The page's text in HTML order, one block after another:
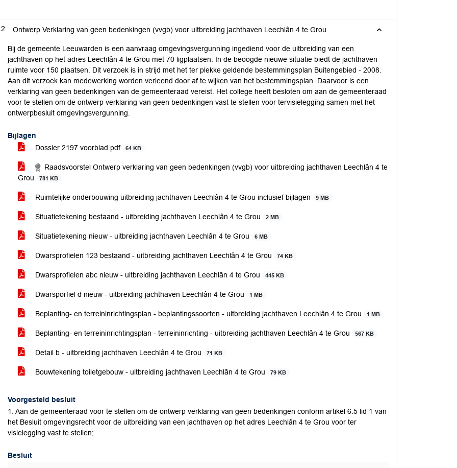
Ontwerp Verklaring van geen bedenkingen (vvgb) voor uitbreiding jachthaven Leechlân 4 te Grou
Bij de gemeente Leeuwarden is een aanvraag omgevingsvergunning ingediend voor de uitbreiding van een
jachthaven op het adres Leechlân 4 te Grou met 70 ligplaatsen. In de beoogde nieuwe situatie biedt de jachthaven
ruimte voor 150 plaatsen. Dit verzoek is in strijd met het ter plekke geldende bestemmingsplan Buitengebied - 2008.
Aan dit verzoek kan medewerking worden verleend door af te wijken van het bestemmingsplan. Daarvoor is een
verklaring van geen bedenkingen van de gemeenteraad vereist. Het college heeft besloten om aan de gemeenteraad
voor te stellen om de ontwerp verklaring van geen bedenkingen vast te stellen voor tervisielegging samen met het
ontwerpbesluit omgevingsvergunning.
Bijlagen
Dossier 2197 voorblad.pdf
64 KB
Raadsvoorstel Ontwerp verklaring van geen bedenkingen (vvgb) voor uitbreiding jachthaven Leechlân 4 te
Grou
781 KB
Ruimtelijke onderbouwing uitbreiding jachthaven Leechlân 4 te Grou inclusief bijlagen 9 MB
Situatietekening bestaand - uitbreiding jachthaven Leechlân 4 te Grou 2 MB
Situatietekening nieuw - uitbreiding jachthaven Leechlân 4 te Grou 6 MB
Dwarsprofielen 123 bestaand - uitbreiding jachthaven Leechlân 4 te Grou 74 KB
Dwarsprofielen abc nieuw - uitbreiding jachthaven Leechlân 4 te Grou 445 KB
Dwarsporfiel d nieuw - uitbreiding jachthaven Leechlân 4 te Grou 1 MB
Beplanting- en terreininrichtingsplan - beplantingssoorten - uitbreiding jachthaven Leechlân 4 te Grou 1 MB
Beplanting- en terreininrichtingsplan - terreininrichting - uitbreiding jachthaven Leechlân 4 te Grou 567 KB
Detail b - uitbreiding jachthaven Leechlân 4 te Grou 71 KB
Bouwtekening toiletgebouw - uitbreiding jachthaven Leechlân 4 te Grou 79 KB
Voorgesteld besluit
1. Aan de gemeenteraad voor te stellen om de ontwerp verklaring van geen bedenkingen conform artikel 6.5 lid 1 van
het Besluit omgevingsrecht voor de uitbreiding van een jachthaven op het adres Leechlân 4 te Grou voor ter
visielegging vast te stellen;
Besluit